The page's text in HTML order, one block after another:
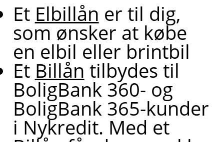
Et Elbillån er til dig,
som ønsker at købe
en elbil eller brintbil
Et Billån tilbydes til
BoligBank 360- og
BoligBank 365-kunder
i Nykredit. Med et